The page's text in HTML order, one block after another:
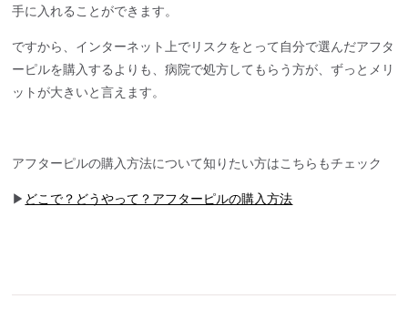
手に入れることができます。
ですから、インターネット上でリスクをとって自分で選んだアフタ
ーピルを購入するよりも、病院で処方してもらう方が、ずっとメリ
ットが大きいと言えます。
アフターピルの購入方法について知りたい方はこちらもチェック
▶ どこで？どうやって？アフターピルの購入方法